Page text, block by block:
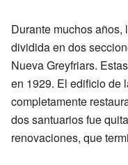
Durante muchos
dividida en dos
Nueva Greyfriars.
en 1929. El edificio de
completamente
dos santuarios fue
renovaciones, que